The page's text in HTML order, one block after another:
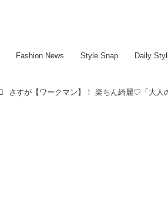
Fashion News Style Snap Daily
さすが【ワークマン】！ 楽ちん綺麗♡「大人